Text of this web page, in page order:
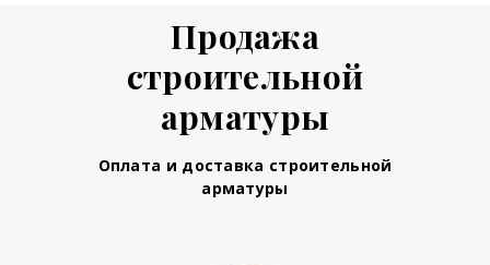
Продажа
строительной
арматуры
Оплата и доставка строительной
арматуры